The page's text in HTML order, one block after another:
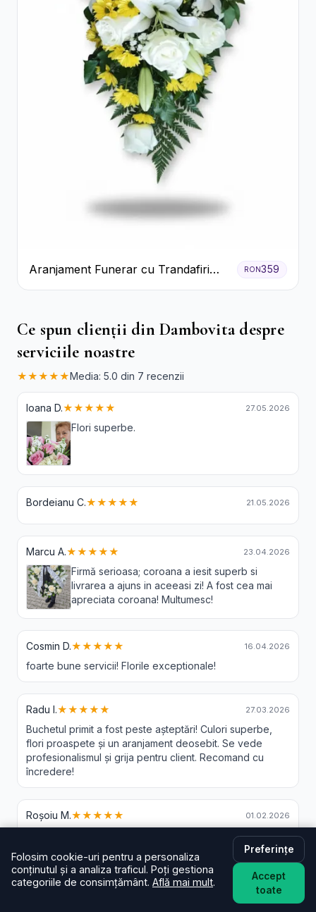
Aranjament Funerar cu Trandafiri
Albi Crizanteme Galbene și Crini
RON359
Ce spun clienții din Dambovita despre
serviciile noastre
★★★★★Media: 5.0 din 7 recenzii
Ioana D.★★★★★ 27.05.2026
Flori superbe.
Bordeianu C.★★★★★ 21.05.2026
Marcu A.★★★★★ 23.04.2026
Firmă serioasa; coroana a iesit superb si
livrarea a ajuns in aceeasi zi! A fost cea mai
apreciata coroana! Multumesc!
Cosmin D.★★★★★ 16.04.2026
foarte bune servicii! Florile exceptionale!
Radu I.★★★★★ 27.03.2026
Buchetul primit a fost peste așteptări! Culori superbe,
flori proaspete și un aranjament deosebit. Se vede
profesionalismul și grija pentru client. Recomand cu
încredere!
Roșoiu M.★★★★★ 01.02.2026
Ela L. ★★★★★ 30.11.2025
Cu scepticisme am comandat, dar ma surprins. Tot ce
este promis, s a si intamplat. In cateva ore livrat si
Folosim cookie-uri pentru a personaliza
conținutul și a analiza traficul. Poți gestiona
categoriile de consimțământ. Află mai mult.
Preferințe
Accept
toate